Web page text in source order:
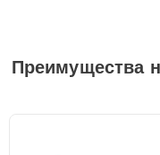
Преимущества